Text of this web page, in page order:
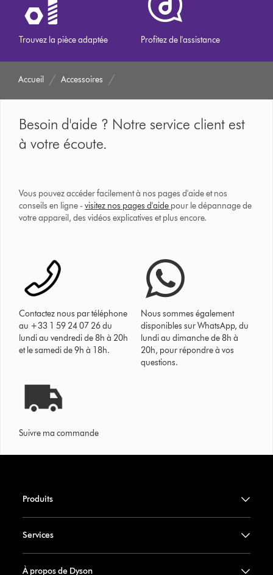
Trouvez la pièce adaptée Profitez de l'assistance
Accueil Accessoires
Besoin d'aide ? Notre service client est
à votre écoute.
Vous pouvez accéder facilement à nos pages d'aide et nos
conseils en ligne -visitez nos pages d'aide pour le dépannage de
votre appareil, des vidéos explicatives et plus encore.
Contactez nous par téléphone
au +33 1 59 24 07 26 du
lundi au vendredi de 8h à 20h
et le samedi de 9h à 18h.
Nous sommes également
disponibles sur WhatsApp, du
lundi au dimanche de 8h à
20h, pour répondre à vos
questions.
Suivre ma commande
Produits
Services
À propos de Dyson